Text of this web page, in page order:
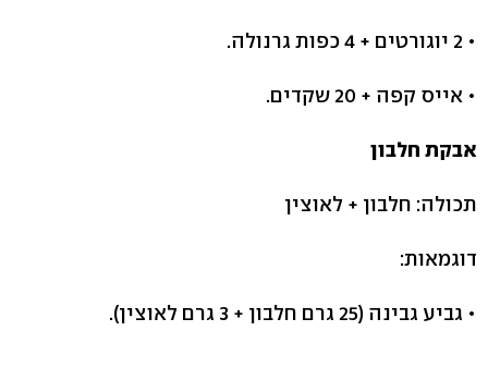
• 2 יוגורטים + 4 כפות גרנולה.
• אייס קפה + 20 שקדים.
אבקת חלבון
תכולה: חלבון + לאוצין
דוגמאות:
• גביע גבינה (25 גרם חלבון + 3 גרם לאוצין).